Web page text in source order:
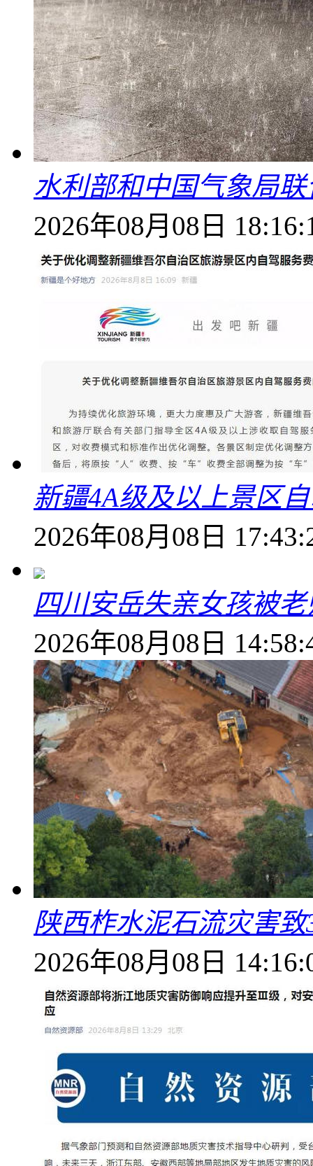
水利部和中国气象局
2026年08月08日
新疆4A级及以上景区
2026年08月08日
四川安岳失亲女孩被
2026年08月08日
陕西柞水泥石流灾害
2026年08月08日